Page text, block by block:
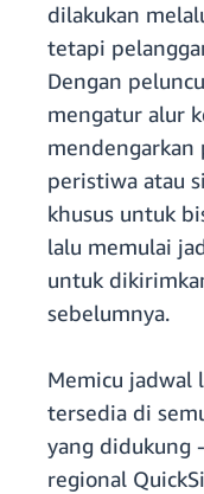
dilakukan
tetapi
Dengan
mengatur alur
mendengarkan
peristiwa atau
khusus untuk
lalu memulai
untuk
sebelumnya.
Memicu jadwal
tersedia di
yang didukung
regional